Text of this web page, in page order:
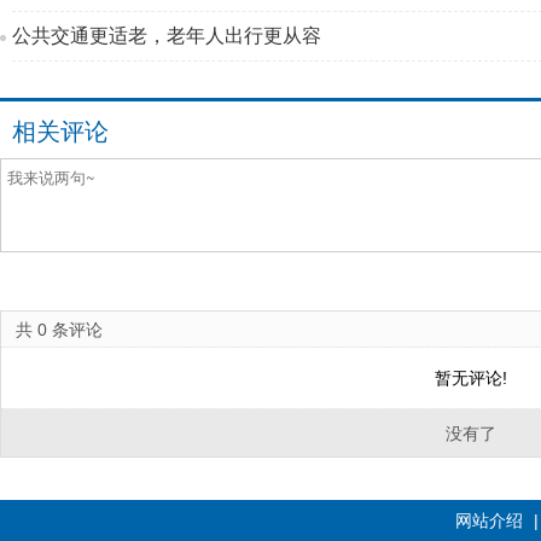
公共交通更适老，老年人出行更从容
相关评论
共 0 条评论
暂无评论!
没有了
网站介绍